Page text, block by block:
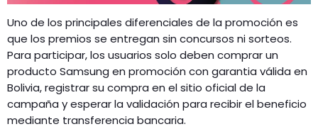
Uno de los principales diferenciales de la promoción es
que los premios se entregan sin concursos ni sorteos.
Para participar, los usuarios solo deben comprar un
producto Samsung en promoción con garantia válida en
Bolivia, registrar su compra en el sitio oficial de la
campaña y esperar la validación para recibir el beneficio
mediante transferencia bancaria.